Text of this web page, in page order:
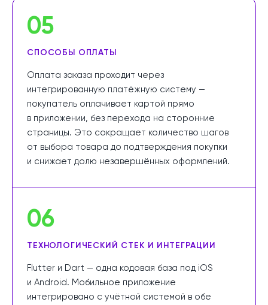
05
СПОСОБЫ ОПЛАТЫ
Оплата заказа проходит через
интегрированную платёжную систему —
покупатель оплачивает картой прямо
в приложении, без перехода на сторонние
страницы. Это сокращает количество шагов
от выбора товара до подтверждения покупки
и снижает долю незавершённых оформлений.
06
ТЕХНОЛОГИЧЕСКИЙ СТЕК И ИНТЕГРАЦИИ
Flutter и Dart — одна кодовая база под iOS
и Android. Мобильное приложение
интегрировано с учётной системой в обе